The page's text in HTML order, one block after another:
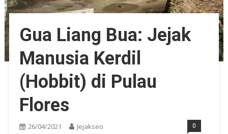
Gua Liang Bua: Jejak
Manusia Kerdil
(Hobbit) di Pulau
Flores
26/04/2021 Jejakseo 0